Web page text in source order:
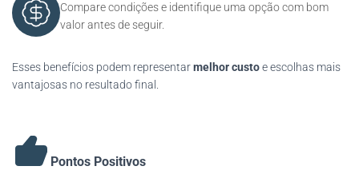
Compare condições e identifique uma opção com bom
valor antes de seguir.
Esses benefícios podem representarmelhor custoe escolhas mais
vantajosas no resultado final.
Pontos Positivos